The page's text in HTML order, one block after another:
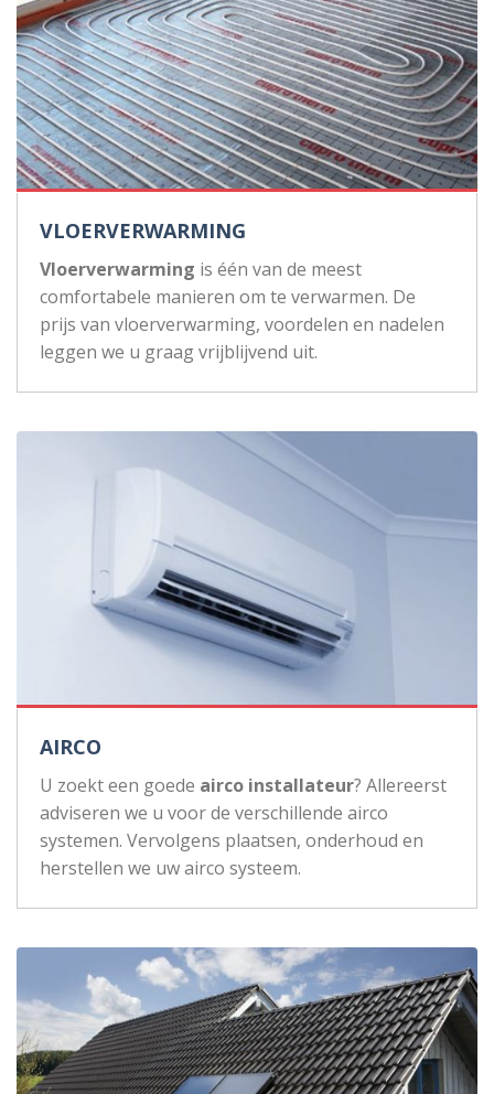
VLOERVERWARMING
Vloerverwarming is één van de meest
comfortabele manieren om te verwarmen. De
prijs van vloerverwarming, voordelen en nadelen
leggen we u graag vrijblijvend uit.
AIRCO
U zoekt een goede airco installateur? Allereerst
adviseren we u voor de verschillende airco
systemen. Vervolgens plaatsen, onderhoud en
herstellen we uw airco systeem.